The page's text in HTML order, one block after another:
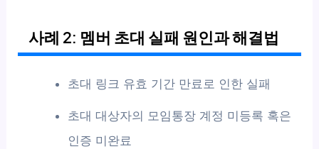
사례 2: 멤버 초대 실패 원인과 해결법
초대 링크 유효 기간 만료로 인한 실패
초대 대상자의 모임통장 계정 미등록 혹은
인증 미완료